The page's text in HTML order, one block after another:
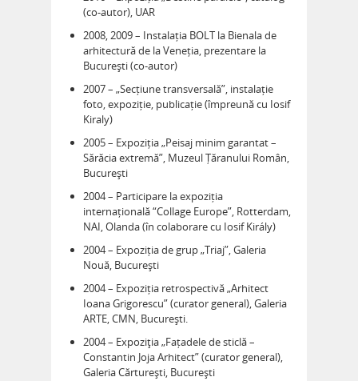
(co-autor), UAR
2008, 2009 – Instalația BOLT la Bienala de
arhitectură de la Veneția, prezentare la
București (co-autor)
2007 – „Secțiune transversală”, instalație
foto, expoziție, publicație (împreună cu Iosif
Kiraly)
2005 – Expoziția „Peisaj minim garantat –
Sărăcia extremă”, Muzeul Țăranului Român,
București
2004 – Participare la expoziția
internațională “Collage Europe”, Rotterdam,
NAI, Olanda (în colaborare cu Iosif Király)
2004 – Expoziția de grup „Triaj”, Galeria
Nouă, București
2004 – Expoziția retrospectivă „Arhitect
Ioana Grigorescu” (curator general), Galeria
ARTE, CMN, București.
2004 – Expoziţia „Fațadele de sticlă –
Constantin Joja Arhitect” (curator general),
Galeria Cărturești, București